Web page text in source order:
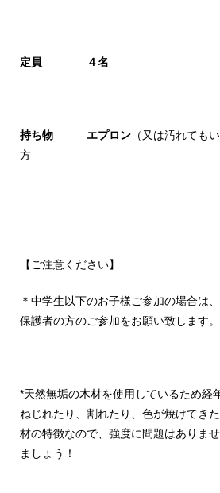
定員 ４名
持ち物 エプロン （又は汚れても
方
【ご注意ください】
＊中学生以下のお子様ご参加の場合は
保護者の方のご参加をお願い致します。
*天然無垢の木材を使用しているため経
ねじれたり、割れたり、色が焼けてき
材の特徴なので、強度に問題はありま
ましょう！